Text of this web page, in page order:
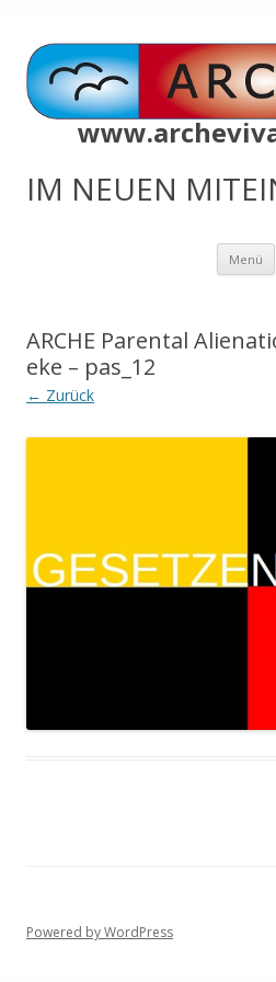
IM NEUEN
Menü
ARCHE Parental
eke – pas_12
← Zurück
Powered by WordPress